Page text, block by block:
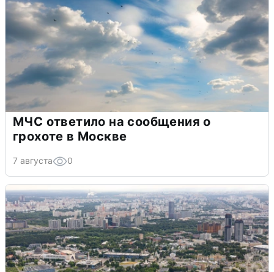
МЧС ответило на сообщения о
грохоте в Москве
7 августа 0